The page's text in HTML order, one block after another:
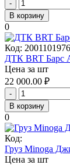
-
В корзину
0
Код:
ДТК BRT Барс
Цена за шт
22 000.00 ₽
-
В корзину
0
Код:
Груз Minoga
Цена за шт